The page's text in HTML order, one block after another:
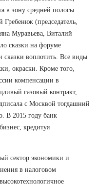
в зону средней полосы
(председатель,
Муравьева, Виталий
сказки на форуме
сказки воплотить. Все виды
окраски. Кроме того,
компенсации в
газовый контракт,
с Москвой тогдашний
В 2015 году банк
кредитуя
сектор экономики и
в налоговом